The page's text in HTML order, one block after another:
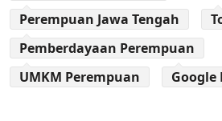
Perempuan Jawa Tengah
Pemberdayaan Perempuan
UMKM Perempuan
Google